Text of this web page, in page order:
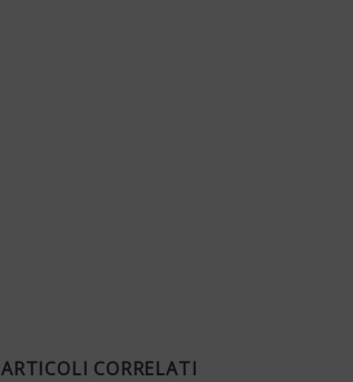
ARTICOLI CORRELATI